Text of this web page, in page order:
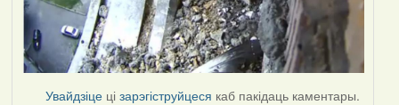
Увайдзіце цізарэгіструйцеся каб пакідаць каментары.